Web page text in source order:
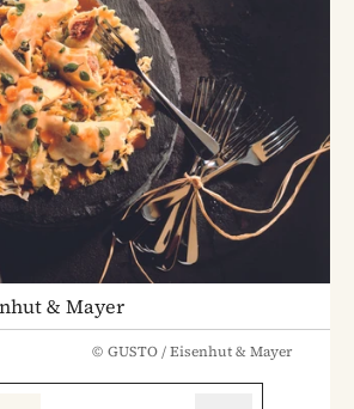
& Mayer
© GUSTO / Eisenhut & Mayer